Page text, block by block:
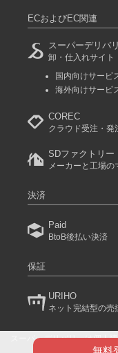
無料
ECおよびEC関連
スーパーデリバ
卸・仕入れサイト
国内向けサービ
海外向けサービ
COREC
クラウド受注・発
SDファクトリー
メーカーと工場の
決済
Paid
BtoB後払い決済
保証
URIHO
ネット完結型の売
スーパーデリバリーは個人
(C) 2024